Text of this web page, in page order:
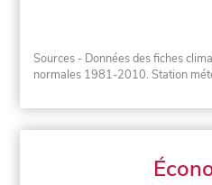
Sources - Données des fiches
normales 1981-2010. Station